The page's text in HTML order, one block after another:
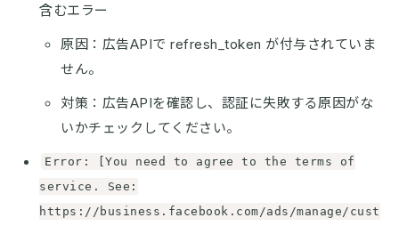
含むエラー
原因：広告APIで refresh_token が付与されていま
せん。
対策：広告APIを確認し、認証に失敗する原因がな
いかチェックしてください。
Error: [You need to agree to the terms of
service. See:
https://business.facebook.com/ads/manage/cust